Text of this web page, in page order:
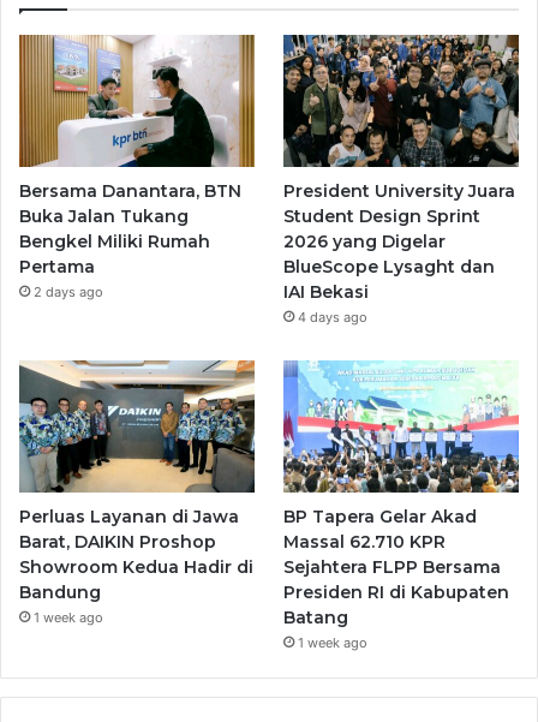
Bersama Danantara, BTN
Buka Jalan Tukang
Bengkel Miliki Rumah
Pertama
2 days ago
President University Juara
Student Design Sprint
2026 yang Digelar
BlueScope Lysaght dan
IAI Bekasi
4 days ago
Perluas Layanan di Jawa
Barat, DAIKIN Proshop
Showroom Kedua Hadir di
Bandung
1 week ago
BP Tapera Gelar Akad
Massal 62.710 KPR
Sejahtera FLPP Bersama
Presiden RI di Kabupaten
Batang
1 week ago